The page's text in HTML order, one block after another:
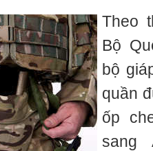
Theo
Bộ
bộ
quần
ốp
sang